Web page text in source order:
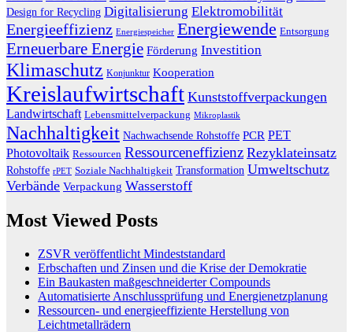
Design for Recycling Digitalisierung Elektromobilität
Energieeffizienz Energiespeicher Energiewende Entsorgung
Erneuerbare Energie Förderung Investition
Klimaschutz Konjunktur Kooperation
Kreislaufwirtschaft Kunststoffverpackungen
Landwirtschaft Lebensmittelverpackung Mikroplastik
Nachhaltigkeit Nachwachsende Rohstoffe PCR PET
Photovoltaik Ressourcen Ressourceneffizienz Rezyklateinsatz
Rohstoffe rPET Soziale Nachhaltigkeit Transformation Umweltschutz
Verbände Verpackung Wasserstoff
Most Viewed Posts
ZSVR veröffentlicht Mindeststandard
Erbschaften und Zinsen und die Krise der Demokratie
Ein Baukasten maßgeschneiderter Compounds
Automatisierte Anschlussprüfung und Energienetzplanung
Ressourcen- und energieeffiziente Herstellung von
Leichtmetallrädern